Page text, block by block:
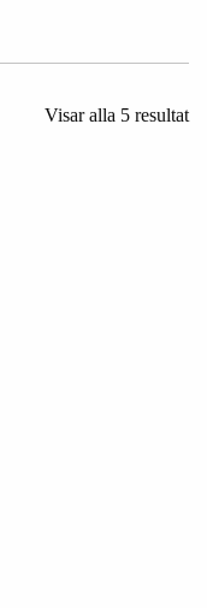
Visar alla 5 resultat